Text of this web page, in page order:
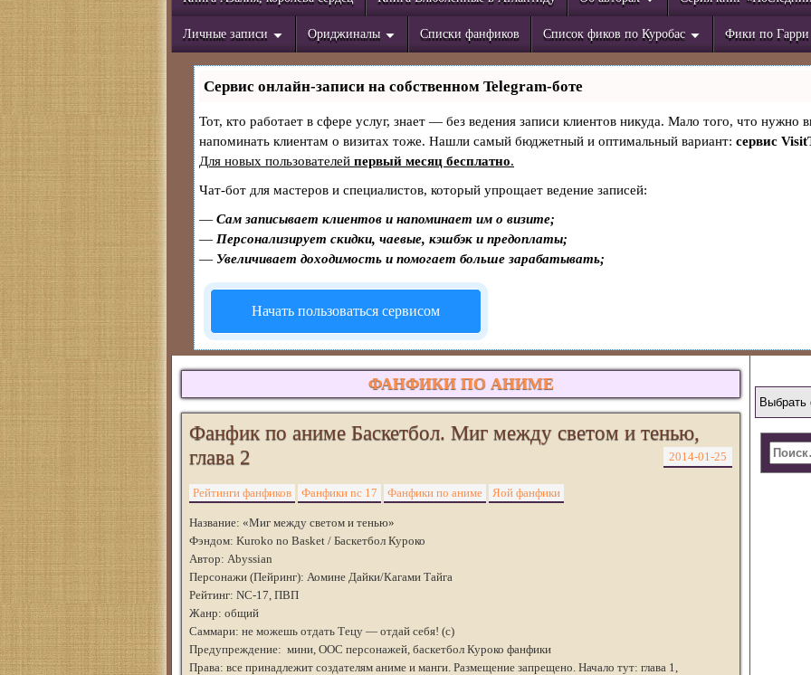
Личные записи Ориджиналы Списки фанфиков Список фиков по Куробас Фики по Гарри
Сервис онлайн-записи на собственном Telegram-боте
Тот, кто работает в сфере услуг, знает — без ведения записи клиентов никуда. Мало того, что нужно
напоминать клиентам о визитах тоже. Нашли самый бюджетный и оптимальный вариант: сервис
Для новых пользователей первый месяц бесплатно.
Чат-бот для мастеров и специалистов, который упрощает ведение записей:
— Сам записывает клиентов и напоминает им о визите;
— Персонализирует скидки, чаевые, кэшбэк и предоплаты;
— Увеличивает доходимость и помогает больше зарабатывать;
Начать пользоваться сервисом
ФАНФИКИ ПО АНИМЕ
Фанфик по аниме Баскетбол. Миг между светом и тенью,
глава 2
2014-01-25
Рейтинги фанфиков Фанфики nc 17 Фанфики по аниме Яой фанфики
Название: «Миг между светом и тенью»
Фэндом: Kuroko no Basket / Баскетбол Куроко
Автор: Abyssian
Персонажи (Пейринг): Аомине Дайки/Кагами Тайга
Рейтинг: NC-17, ПВП
Жанр: общий
Саммари: не можешь отдать Тецу — отдай себя! (с)
Предупреждение: мини, ООС персонажей, баскетбол Куроко фанфики
Права: все принадлежит создателям аниме и манги. Размещение запрещено. Начало тут: глава 1,